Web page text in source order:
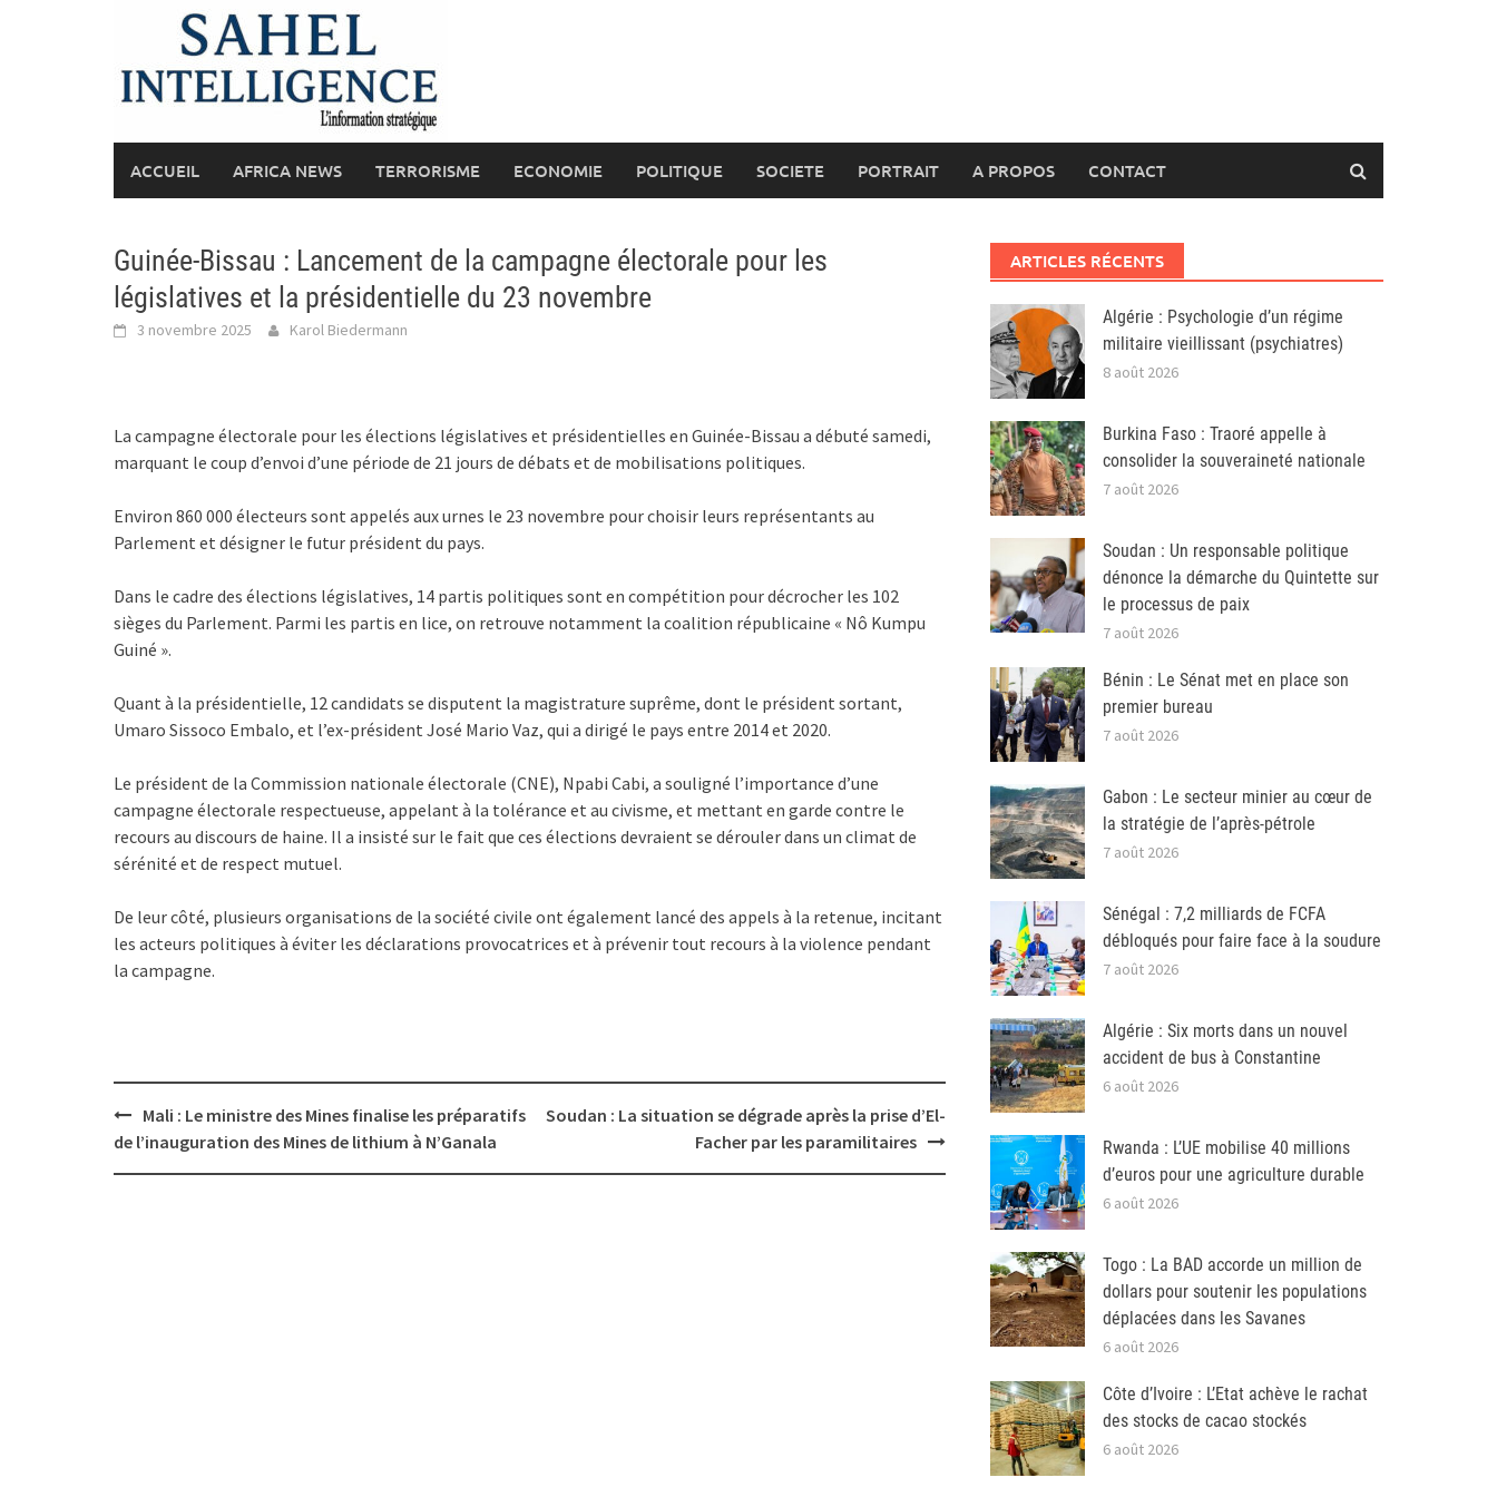
ACCUEIL AFRICA NEWS TERRORISME ECONOMIE POLITIQUE SOCIETE PORTRAIT A PROPOS CONTACT
Guinée-Bissau : Lancement de la campagne électorale pour les
législatives et la présidentielle du 23 novembre
3 novembre 2025 Karol Biedermann
La campagne électorale pour les élections législatives et présidentielles en Guinée-Bissau a débuté samedi,
marquant le coup d’envoi d’une période de 21 jours de débats et de mobilisations politiques.
Environ 860 000 électeurs sont appelés aux urnes le 23 novembre pour choisir leurs représentants au
Parlement et désigner le futur président du pays.
Dans le cadre des élections législatives, 14 partis politiques sont en compétition pour décrocher les 102
sièges du Parlement. Parmi les partis en lice, on retrouve notamment la coalition républicaine « Nô Kumpu
Guiné ».
Quant à la présidentielle, 12 candidats se disputent la magistrature suprême, dont le président sortant,
Umaro Sissoco Embalo, et l’ex-président José Mario Vaz, qui a dirigé le pays entre 2014 et 2020.
Le président de la Commission nationale électorale (CNE), Npabi Cabi, a souligné l’importance d’une
campagne électorale respectueuse, appelant à la tolérance et au civisme, et mettant en garde contre le
recours au discours de haine. Il a insisté sur le fait que ces élections devraient se dérouler dans un climat de
sérénité et de respect mutuel.
De leur côté, plusieurs organisations de la société civile ont également lancé des appels à la retenue, incitant
les acteurs politiques à éviter les déclarations provocatrices et à prévenir tout recours à la violence pendant
la campagne.
Post
navigation
Mali : Le ministre des Mines finalise les préparatifs
de l’inauguration des Mines de lithium à N’Ganala
Soudan : La situation se dégrade après la prise d’El-
Facher par les paramilitaires
ARTICLES RÉCENTS
Algérie : Psychologie d’un régime
militaire vieillissant (psychiatres)
8 août 2026
Burkina Faso : Traoré appelle à
consolider la souveraineté nationale
7 août 2026
Soudan : Un responsable politique
dénonce la démarche du Quintette sur
le processus de paix
7 août 2026
Bénin : Le Sénat met en place son
premier bureau
7 août 2026
Gabon : Le secteur minier au cœur de
la stratégie de l’après-pétrole
7 août 2026
Sénégal : 7,2 milliards de FCFA
débloqués pour faire face à la soudure
7 août 2026
Algérie : Six morts dans un nouvel
accident de bus à Constantine
6 août 2026
Rwanda : L’UE mobilise 40 millions
d’euros pour une agriculture durable
6 août 2026
Togo : La BAD accorde un million de
dollars pour soutenir les populations
déplacées dans les Savanes
6 août 2026
Côte d’Ivoire : L’Etat achève le rachat
des stocks de cacao stockés
6 août 2026